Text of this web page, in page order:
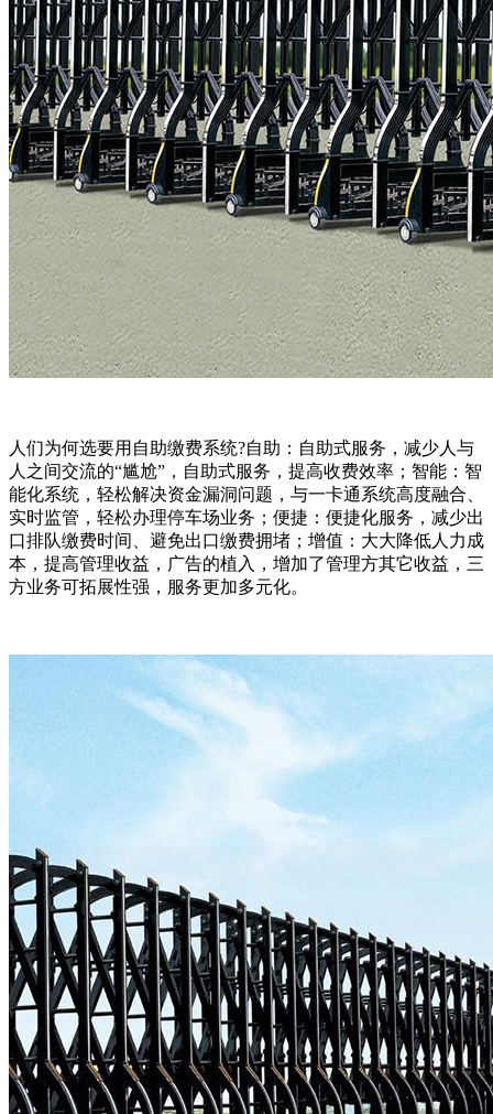
人们为何选要用自助缴费系统?自助：自助式服务，减少人与
人之间交流的“尴尬”，自助式服务，提高收费效率；智能：智
能化系统，轻松解决资金漏洞问题，与一卡通系统高度融合、
实时监管，轻松办理停车场业务；便捷：便捷化服务，减少出
口排队缴费时间、避免出口缴费拥堵；增值：大大降低人力成
本，提高管理收益，广告的植入，增加了管理方其它收益，三
方业务可拓展性强，服务更加多元化。